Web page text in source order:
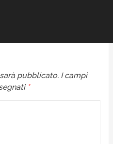
pubblicato. I campi
*